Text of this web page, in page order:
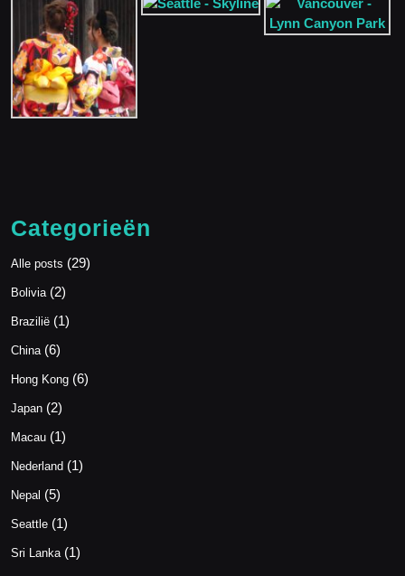
Categorieën
Alle posts (29)
Bolivia (2)
Brazilië (1)
China (6)
Hong Kong (6)
Japan (2)
Macau (1)
Nederland (1)
Nepal (5)
Seattle (1)
Sri Lanka (1)